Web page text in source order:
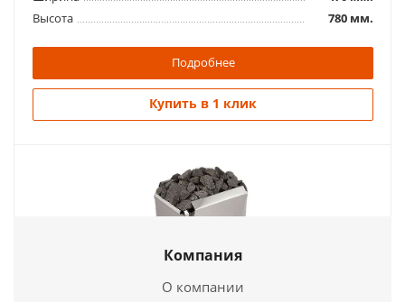
Высота
780 мм.
Подробнее
Купить в 1 клик
Компания
О компании